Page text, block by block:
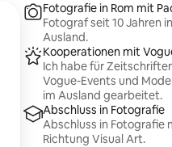
Fotografie in Rom mit
Fotograf seit 10 Jahren
Ausland.
Kooperationen mit
Ich habe für
Vogue-Events und
im Ausland gearbeitet.
Abschluss in Fotografie
Abschluss in Fotografie
Richtung Visual Art.